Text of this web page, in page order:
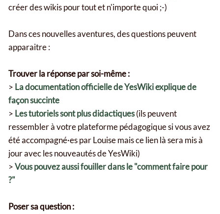
créer des wikis pour tout et n'importe quoi ;-)
Dans ces nouvelles aventures, des questions peuvent
apparaitre :
Trouver la réponse par soi-même :
> La documentation officielle de YesWiki explique de
façon succinte
> Les tutoriels sont plus didactiques(ils peuvent
ressembler à votre plateforme pédagogique si vous avez
été accompagné·es par Louise mais ce lien là sera mis à
jour avec les nouveautés de YesWiki)
>Vous pouvez aussi fouiller dans le "comment faire pour
?"
Poser sa question :